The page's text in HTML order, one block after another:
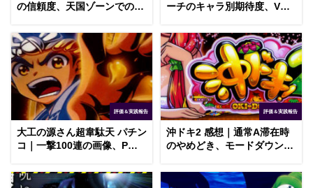
の信頼度、天国ゾーンでの前
ーチのキャラ別期待度、Vス
評価＆実践報告
大工の源さん超韋駄天 パチン
コ｜一撃100連の画像、P機
評価＆実践報告
沖ドキ2 感想｜通常A滞在時
のやめどき、モードダウンの